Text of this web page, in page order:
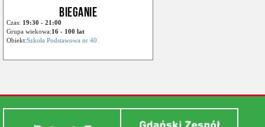
BIEGANIE
Czas: 19:30 - 21:00
Grupa wiekowa:16 - 100 lat
Obiekt:Szkoła Podstawowa nr 40